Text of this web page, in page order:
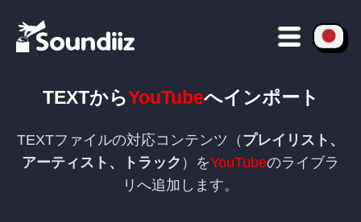
TEXTからYouTubeへインポート
TEXTファイルの対応コンテンツ（ プレイリスト、
アーティスト、トラック ）をYouTubeのライブラ
リへ追加します。